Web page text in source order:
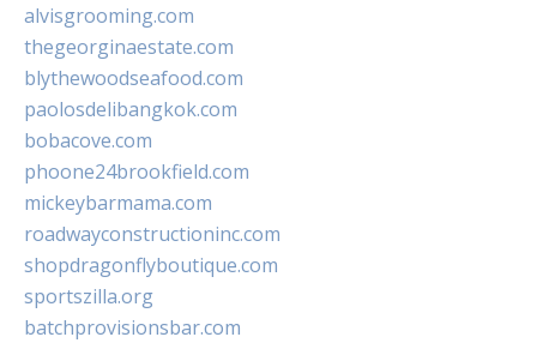
alvisgrooming.com
thegeorginaestate.com
blythewoodseafood.com
paolosdelibangkok.com
bobacove.com
phoone24brookfield.com
mickeybarmama.com
roadwayconstructioninc.com
shopdragonflyboutique.com
sportszilla.org
batchprovisionsbar.com